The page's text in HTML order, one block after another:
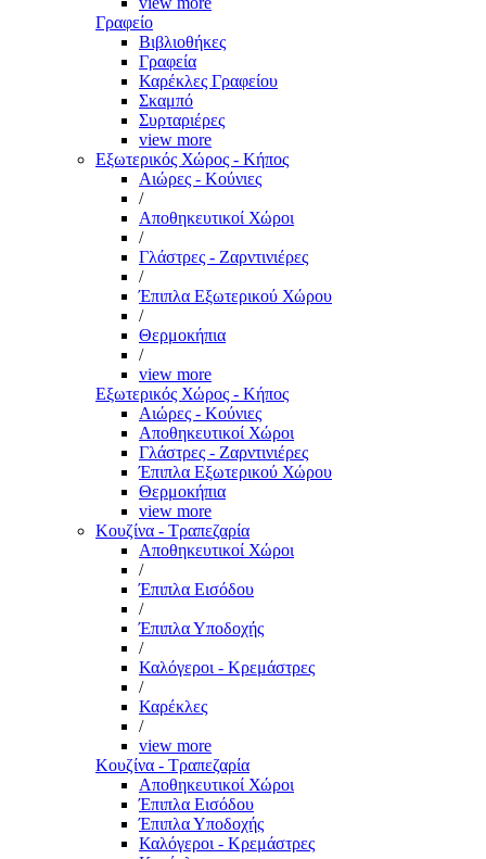
Γραφείο
Βιβλιοθήκες
Γραφεία
Καρέκλες Γραφείου
Σκαμπό
Συρταριέρες
view more
Εξωτερικός Χώρος - Κήπος
Αιώρες - Κούνιες
/
Αποθηκευτικοί Χώροι
/
Γλάστρες - Ζαρντινιέρες
/
Έπιπλα Εξωτερικού Χώρου
/
Θερμοκήπια
/
view more
Εξωτερικός Χώρος - Κήπος
Αιώρες - Κούνιες
Αποθηκευτικοί Χώροι
Γλάστρες - Ζαρντινιέρες
Έπιπλα Εξωτερικού Χώρου
Θερμοκήπια
view more
Κουζίνα - Τραπεζαρία
Αποθηκευτικοί Χώροι
/
Έπιπλα Εισόδου
/
Έπιπλα Υποδοχής
/
Καλόγεροι - Κρεμάστρες
/
Καρέκλες
/
view more
Κουζίνα - Τραπεζαρία
Αποθηκευτικοί Χώροι
Έπιπλα Εισόδου
Έπιπλα Υποδοχής
Καλόγεροι - Κρεμάστρες